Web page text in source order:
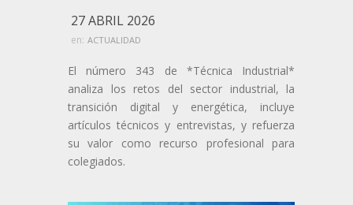
27 ABRIL 2026
en: ACTUALIDAD
El número 343 de *Técnica Industrial*
analiza los retos del sector industrial, la
transición digital y energética, incluye
artículos técnicos y entrevistas, y refuerza
su valor como recurso profesional para
colegiados.